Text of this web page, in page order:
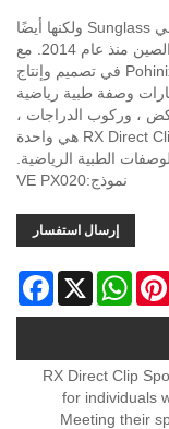
Pohinix ليست مجرد علامة تجارية للرياضة في Sunglass ولكنها أيضًا
شركة تصنيع نظارات شمسية محترفة في الصين منذ عام 2014. مع
فلسفة "أفضل تجربة أفضل" ، تتخصص Pohinix في تصميم وإنتاج
وصفة طبية رياضية
، وركوب الدراجات ،
والثلاثلون ، والمزيد. RX Direct Clip Sport Optical Frames هي واحدة
الطبية الرياضية.
نموذج:VE PX020
إرسال استفسار
X
WhatsApp
RX Direct Clip
for individuals
Meeting their